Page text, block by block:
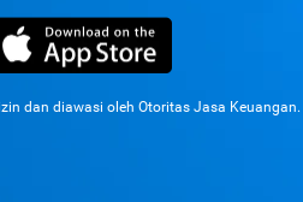
dan diawasi oleh Otoritas Jasa Keuangan.